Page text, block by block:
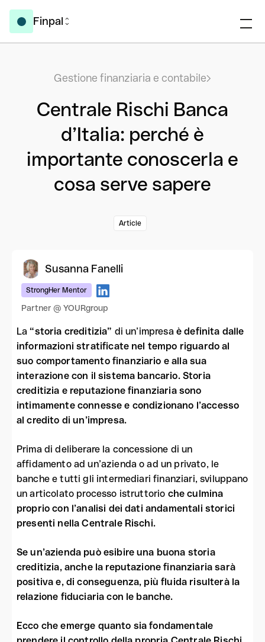
Finpal
Gestione finanziaria e contabile
Centrale Rischi Banca
d’Italia: perché è
importante conoscerla e
cosa serve sapere
Article
Susanna Fanelli
StrongHer Mentor
Partner @ YOURgroup
La“storia creditizia” di un’impresa è definita dalle
informazioni stratificate nel tempo riguardo al
suo comportamento finanziario e alla sua
interazione con il sistema bancario. Storia
creditizia e reputazione finanziaria sono
intimamente connesse e condizionano l’accesso
al credito di un’impresa.
Prima di deliberare la concessione di un
affidamento ad un’azienda o ad un privato, le
banche e tutti gli intermediari finanziari, sviluppano
un articolato processo istruttorio che culmina
proprio con l’analisi dei dati andamentali storici
presenti nella Centrale Rischi.
Se un’azienda può esibire una buona storia
creditizia, anche la reputazione finanziaria sarà
positiva e, di conseguenza, più fluida risulterà la
relazione fiduciaria con le banche.
Ecco che emerge quanto sia fondamentale